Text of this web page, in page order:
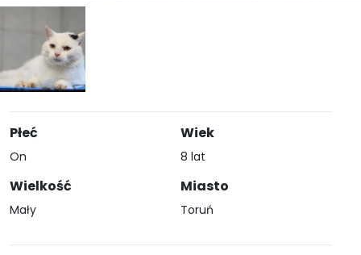
Płeć
On
Wielkość
Mały
Wiek
8 lat
Miasto
Toruń